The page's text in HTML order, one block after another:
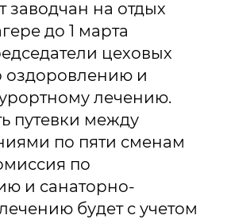
заводчан на отдых
до 1 марта
цеховых
оздоровлению и
лечению.
путевки между
по пяти сменам
по
и санаторно-
будет с учетом